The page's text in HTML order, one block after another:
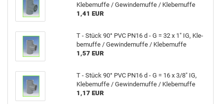
Kle­be­muf­fe / Ge­win­de­muf­fe / Kle­be­muf­fe
1,41 EUR
T - Stück 90° PVC PN16 d - G = 32 x 1" IG, Kle­
be­muf­fe / Ge­win­de­muf­fe / Kle­be­muf­fe
1,57 EUR
T - Stück 90° PVC PN16 d - G = 16 x 3/8" IG,
Kle­be­muf­fe / Ge­win­de­muf­fe / Kle­be­muf­fe
1,17 EUR